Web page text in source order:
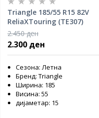
Triangle 185/55 R15 82V
ReliaXTouring (TE307)
2.450 ден
2.300 ден
Сезона: Летна
Бренд: Triangle
Ширина: 185
Висина: 55
дијаметар: 15